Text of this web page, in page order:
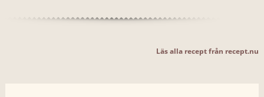
Läs alla recept från recept.nu